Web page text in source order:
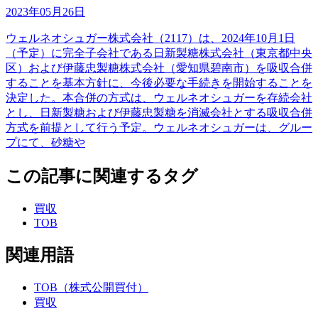
2023年05月26日
ウェルネオシュガー株式会社（2117）は、2024年10月1日
（予定）に完全子会社である日新製糖株式会社（東京都中央
区）および伊藤忠製糖株式会社（愛知県碧南市）を吸収合併
することを基本方針に、今後必要な手続きを開始することを
決定した。本合併の方式は、ウェルネオシュガーを存続会社
とし、日新製糖および伊藤忠製糖を消滅会社とする吸収合併
方式を前提として行う予定。ウェルネオシュガーは、グルー
プにて、砂糖や
この記事に関連するタグ
買収
TOB
関連用語
TOB（株式公開買付）
買収